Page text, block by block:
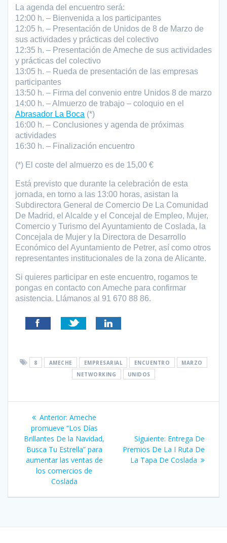
La agenda del encuentro será:
12:00 h. – Bienvenida a los participantes
12:05 h. – Presentación de Unidos de 8 de Marzo de
sus actividades y prácticas del colectivo
12:35 h. – Presentación de Ameche de sus actividades
y prácticas del colectivo
13:05 h. – Rueda de presentación de las empresas
participantes
13:50 h. – Firma del convenio entre Unidos 8 de marzo
14:00 h. – Almuerzo de trabajo – coloquio en el
Abrasador La Boca (*)
16:00 h. – Conclusiones y agenda de próximas
actividades
16:30 h. – Finalización encuentro
(*) El coste del almuerzo es de 15,00 €
Está previsto que durante la celebración de esta
jornada, en torno a las 13:00 horas, asistan la
Subdirectora General de Comercio De La Comunidad
De Madrid, el Alcalde y el Concejal de Empleo, Mujer,
Comercio y Turismo del Ayuntamiento de Coslada, la
Concejala de Mujer y la Directora de Desarrollo
Económico del Ayuntamiento de Petrer, así como otros
representantes institucionales de la zona de Alicante.
Si quieres participar en este encuentro, rogamos te
pongas en contacto con Ameche para confirmar
asistencia. Llámanos al 91 670 88 86.
8 AMECHE EMPRESARIAL ENCUENTRO
MARZO
NETWORKING
UNIDOS
Navegación
de
entradas
Anterior: Entrada
anterior:
Ameche
promueve “Los Días
Brillantes De la Navidad,
Busca Tu Estrella” para
aumentar las ventas de
los comercios de
Coslada
Siguiente: Siguiente
entrada:
Entrega De
Premios De La I Ruta De
La Tapa De Coslada